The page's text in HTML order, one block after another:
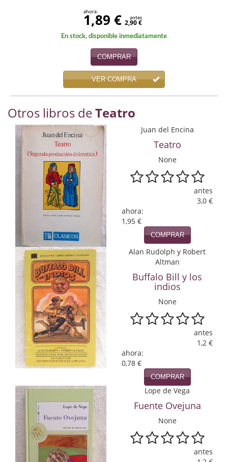
Divulgación científica
Economía
Enciclopedias
Ensayo
Ensayo literario
Física y Química
Física y química
Guerra Civil Española
Historia
historia
Infantil y juvenil
Infantil y juvenil. Nuevo!!
Infantil y juvenil. Nuevo!!!
Informática
Literatura fantástica
Literatura hispanoamericana
ahora:
1,89 € antes
2,90 €
En stock, disponible inmediatamente
COMPRAR
VER COMPRA
Otros libros deTeatro
Juan del Encina
Teatro
None
antes
3,0 €
ahora:
1,95 €
COMPRAR
Alan Rudolph y Robert
Altman
Buffalo Bill y los
indios
None
antes
1,2 €
ahora:
0,78 €
COMPRAR
Lope de Vega
Fuente Ovejuna
None
antes